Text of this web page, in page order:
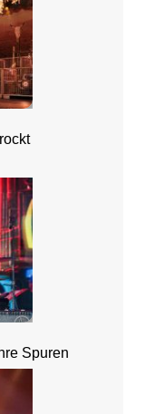
Spuren